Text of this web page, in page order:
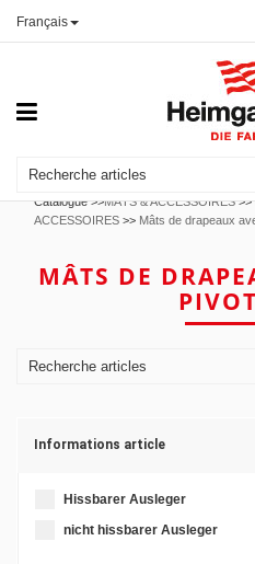
Français
Catalogue >>MÂTS & ACCESSOIRES >>
ACCESSOIRES >> Mâts de drapeaux
MÂTS DE
Informations article
Hissbarer Ausleger
nicht hissbarer Ausleger